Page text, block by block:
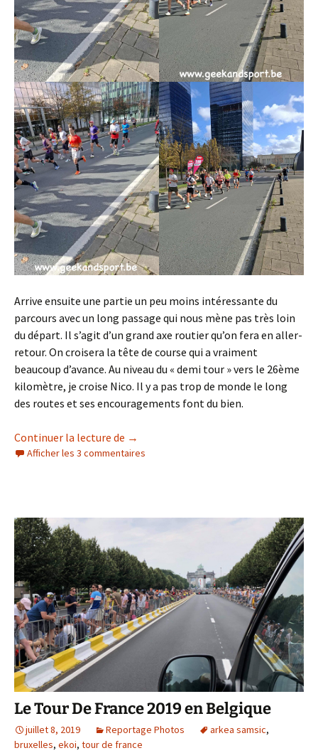
Arrive ensuite une partie un peu moins intéressante du
parcours avec un long passage qui nous mène pas très loin
du départ. Il s’agit d’un grand axe routier qu’on fera en aller-
retour. On croisera la tête de course qui a vraiment
beaucoup d’avance. Au niveau du « demi tour » vers le 26ème
kilomètre, je croise Nico. Il y a pas trop de monde le long
des routes et ses encouragements font du bien.
Continuer la lecture de Marathon de Bruxelles 2025
→
Afficher les 3 commentaires
Le Tour De France 2019 en Belgique
juillet 8, 2019 Reportage Photos arkea samsic,
bruxelles, ekoi, tour de france